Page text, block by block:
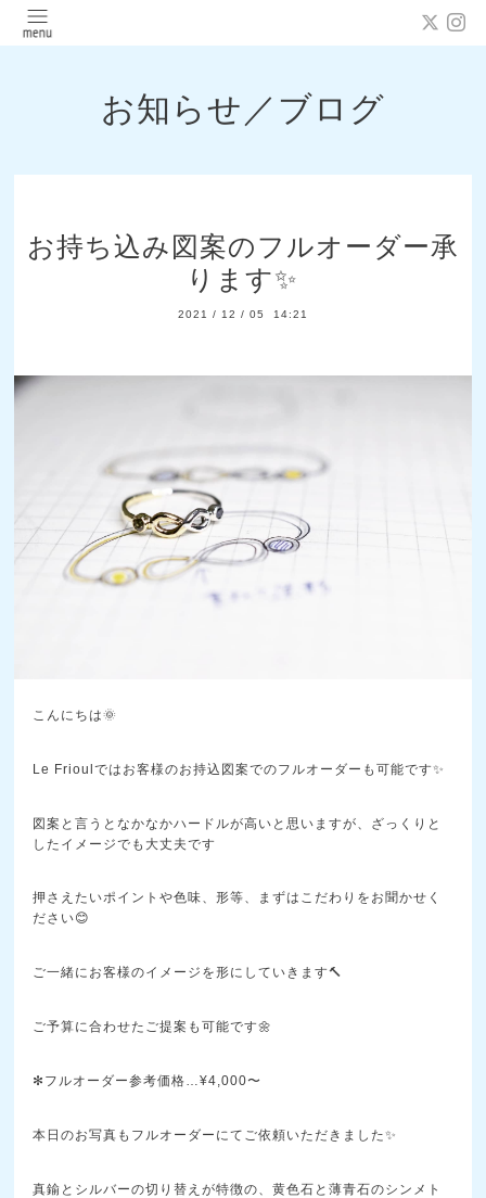
お知らせ／ブログ
お持ち込み図案のフルオーダー承
ります✨
2021 / 12 / 05 14:21
こんにちは🌞
Le Frioulではお客様のお持込図案でのフルオーダーも可能です✨
図案と言うとなかなかハードルが高いと思いますが、ざっくりと
したイメージでも大丈夫です
押さえたいポイントや色味、形等、まずはこだわりをお聞かせく
ださい😊
ご一緒にお客様のイメージを形にしていきます🔨
ご予算に合わせたご提案も可能です🌼
✻フルオーダー参考価格…¥4,000〜
本日のお写真もフルオーダーにてご依頼いただきました✨
真鍮とシルバーの切り替えが特徴の、黄色石と薄青石のシンメト